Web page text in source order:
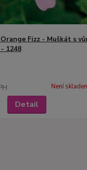
Fizz - Muškát s
1248
Není
Detail